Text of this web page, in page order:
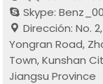
Skype:
Dirección: No. 2,
Yongran Road,
Town, Kunshan
Jiangsu Province